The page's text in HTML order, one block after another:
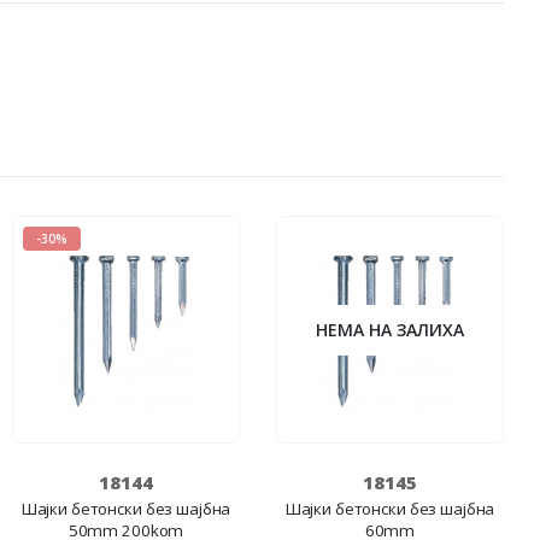
-30%
18144
Шајки бетонски без шајбна
50mm 200kom
НЕМА НА ЗАЛИХА
18145
Шајки бетонски без шајбна
60mm